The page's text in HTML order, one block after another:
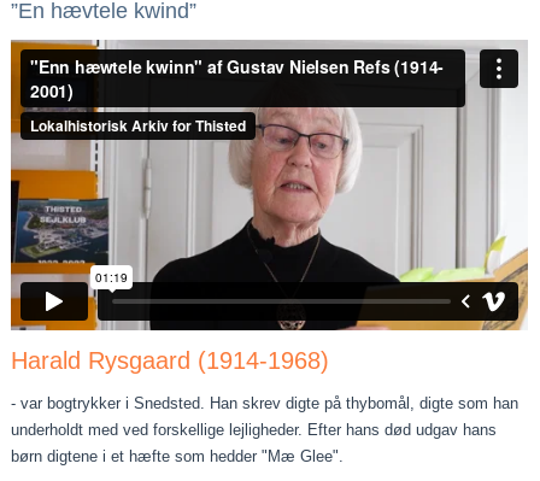
”En hævtele kwind”
Harald Rysgaard (1914-1968)
- var bogtrykker i Snedsted. Han skrev digte på thybomål, digte som han
underholdt med ved forskellige lejligheder. Efter hans død udgav hans
børn digtene i et hæfte som hedder "Mæ Glee".